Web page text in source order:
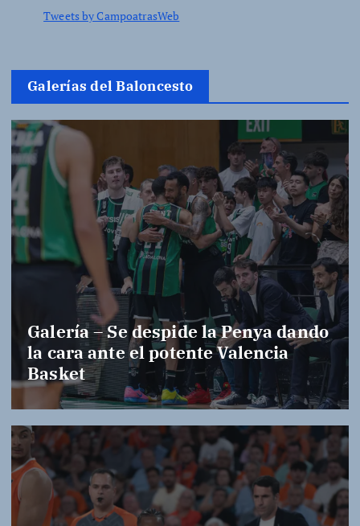
Tweets by CampoatrasWeb
Galerías del Baloncesto
Galería – Se despide la Penya dando
la cara ante el potente Valencia
Basket